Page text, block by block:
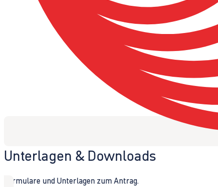
Unterlagen & Downloads
Formulare und Unterlagen zum Antrag.